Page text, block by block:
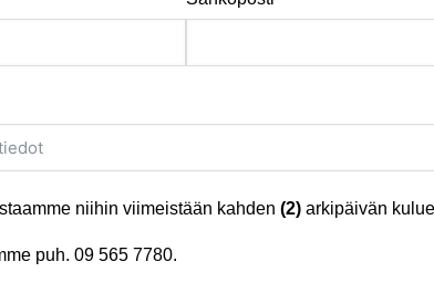
niihin viimeistään kahden (2) arkipäivän
puh. 09 565 7780.